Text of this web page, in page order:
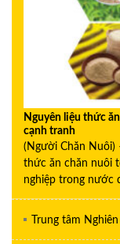
Nguyên liệu thức
cạnh tranh
(Người Chăn Nuôi)
thức ăn chăn nuôi
nghiệp trong nước
Trung tâm